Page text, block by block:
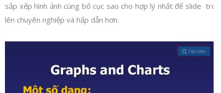
sắp xếp hình ảnh cùng bố cục sao cho hợp lý nhất để slide trở
lên chuyên nghiệp và hấp dẫn hơn.